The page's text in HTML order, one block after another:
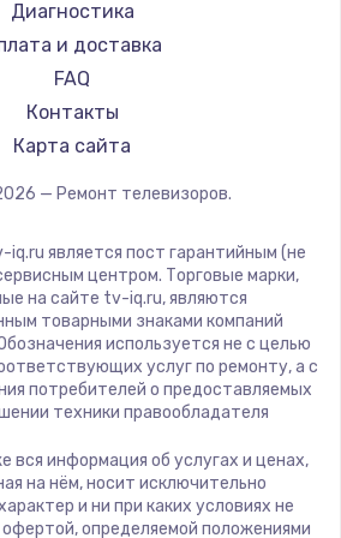
видеокарты
1600 руб.
Заказать
разъема питания
880 руб.
Заказать
видеочипа
2745 руб.
Заказать
2600 руб.
Заказать
Hyundai
Doffler
Hiper
Grundig
HITACHI
Yandex
National
iFFALCON
Tuvio
Nord
BenQ
Диагностика
и доставка
FAQ
Контакты
Карта сайта
— Ремонт телевизоров.
является пост гарантийным (не
центром. Торговые марки,
на сайте tv-iq.ru, являются
товарными знаками компаний
используется не с целью
услуг по ремонту, а с
потребителей о предоставляемых
техники правообладателя
вся информация об услугах и ценах,
на нём, носит исключительно
и ни при каких условиях не
офертой, определяемой положениями